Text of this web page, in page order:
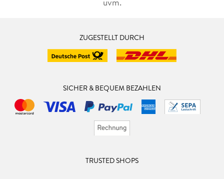
ZUGESTELLT DURCH
SICHER & BEQUEM BEZAHLEN
TRUSTED SHOPS